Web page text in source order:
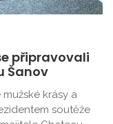
připravovali
Šanov
krásy a
soutěže